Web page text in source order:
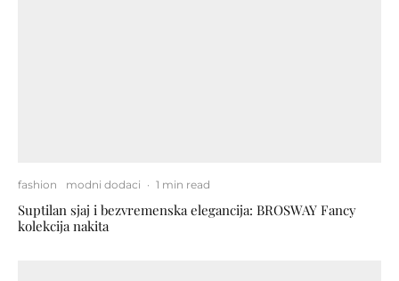
fashion modni dodaci · 1 min read
Suptilan sjaj i bezvremenska elegancija: BROSWAY Fancy
kolekcija nakita